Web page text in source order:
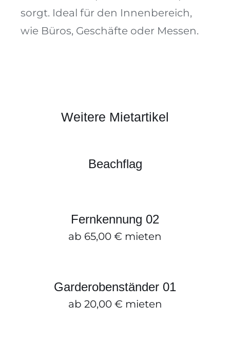
sorgt. Ideal für den Innenbereich,
wie Büros, Geschäfte oder Messen.
Weitere Mietartikel
Beachflag
Fernkennung 02
ab 65,00 € mieten
DETAILSGarderobenständer 01
ab 20,00 € mieten